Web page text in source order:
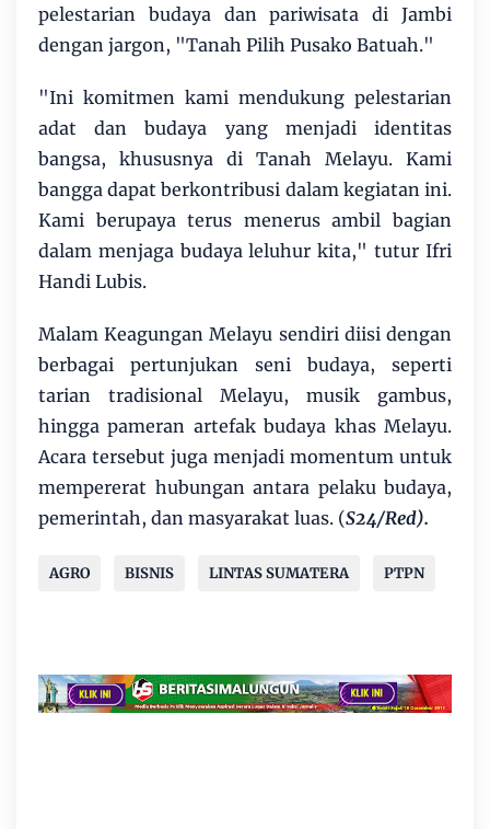
pelestarian budaya dan pariwisata di Jambi
dengan jargon, "Tanah Pilih Pusako Batuah."
"Ini komitmen kami mendukung pelestarian
adat dan budaya yang menjadi identitas
bangsa, khususnya di Tanah Melayu. Kami
bangga dapat berkontribusi dalam kegiatan ini.
Kami berupaya terus menerus ambil bagian
dalam menjaga budaya leluhur kita," tutur Ifri
Handi Lubis.
Malam Keagungan Melayu sendiri diisi dengan
berbagai pertunjukan seni budaya, seperti
tarian tradisional Melayu, musik gambus,
hingga pameran artefak budaya khas Melayu.
Acara tersebut juga menjadi momentum untuk
mempererat hubungan antara pelaku budaya,
pemerintah, dan masyarakat luas. (S24/Red).
AGRO BISNIS LINTAS SUMATERA PTPN